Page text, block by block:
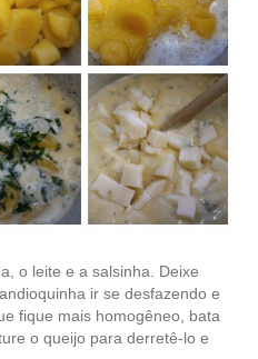
o leite e a salsinha. Deixe
ir se desfazendo e
fique mais homogêneo, bata
o queijo para derretê-lo e